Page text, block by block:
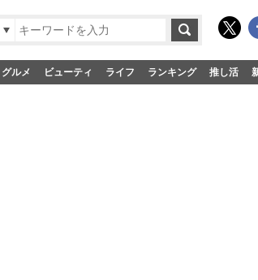
グルメ ビューティ ライフ ランキング 推し活